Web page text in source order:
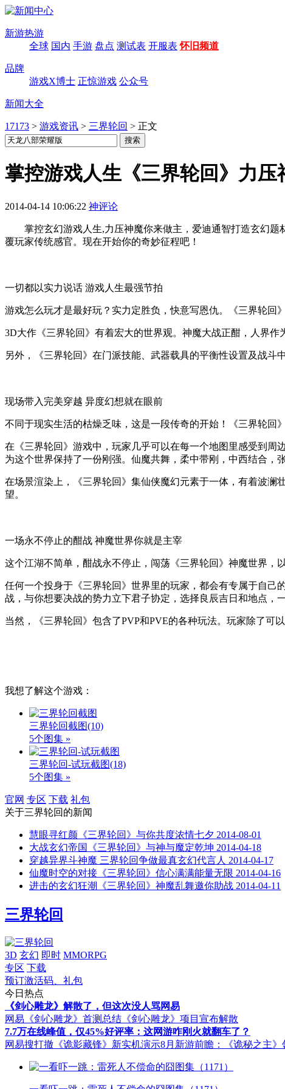
新游热游
全球 国内 手游 盘点 测试表 开服表 怀旧频道
品牌
游戏X博士 正惊游戏 公众号
新闻大全
17173 > 游戏资讯 > 三界轮回 > 正文
掌控游戏人生《三界轮回》力压
2014-04-14 10:06:22 神评论
掌控玄幻游戏人生,力压神魔你来做主，爱迪通智打造玄幻题
覆玩家传统感官。现在开始你的奇妙征程吧！
一切都以实力说话 游戏人生最强节拍
游戏怎么玩才是最好玩？实力定胜负，快意写恩仇。《三界轮回
3D大作《三界轮回》有着宏大的世界观。神魔大战正酣，人界
另外，《三界轮回》在门派技能、武器载具的平衡性设置及战斗
现场带入完美穿越 异度幻想就在眼前
不同于现实生活的枯燥乏味，这是一段传奇的开始！《三界轮回
在《三界轮回》游戏中，玩家几乎可以在每一个地图里感受到
为这个世界保持了一份刚强。仙魔共舞，柔中带刚，中西结合，
在场景渲染上，《三界轮回》集仙侠魔幻元素于一体，有着波
望。
一场永不停止的酣战 神魔世界你就是主宰
这个江湖不简单，酣战永不停止，闯荡《三界轮回》神魔世界，
任何一个投身于《三界轮回》世界里的玩家，都会有专属于自
战，与你想要决战的势力立下君子协定，选择良辰吉日和地点，
当然，《三界轮回》包含了PVP和PVE的各种玩法。玩家除了可
我想了解这个游戏：
三界轮回截图(10)
5个图集 »
三界轮回-试玩截图(18)
5个图集 »
官网 专区 下载 礼包
关于三界轮回 的新闻
慧眼寻红颜《三界轮回》与你共度浓情七夕 2014-08-01
大战玄幻帝国《三界轮回》与神与魔定乾坤 2014-04-18
穿越异界斗神魔 三界轮回争做最真玄幻代言人 2014-04-17
仙魔时空的对接《三界轮回》信心满满能量无限 2014-04-16
进击的玄幻狂潮《三界轮回》神魔乱舞邀你助战 2014-04-11
三界轮回
3D 玄幻 即时 MMORPG
专区 下载
预订激活码、礼包
今日热点
《剑心雕龙》解散了，但这次没人骂网易
网易《剑心雕龙》首测总结 《剑心雕龙》项目宣布解散
7.7万在线峰值，仅45%好评率：这网游咋刚火就翻车了？
网易搜打撤《诡影藏锋》新实机演示8月新游前瞻：《诡秘之主》